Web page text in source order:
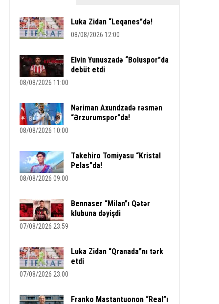
Luka Zidan “Leqanes”də!
08/08/2026 12:00
Elvin Yunuszadə “Boluspor”da
debüt etdi
08/08/2026 11:00
Nəriman Axundzadə rəsmən
“Ərzurumspor”da!
08/08/2026 10:00
Takehiro Tomiyasu “Kristal
Pelas”da!
08/08/2026 09:00
Bennaser “Milan”ı Qətər
klubuna dəyişdi
07/08/2026 23:59
Luka Zidan “Qranada”nı tərk
etdi
07/08/2026 23:00
Franko Mastantuonon “Real”ı